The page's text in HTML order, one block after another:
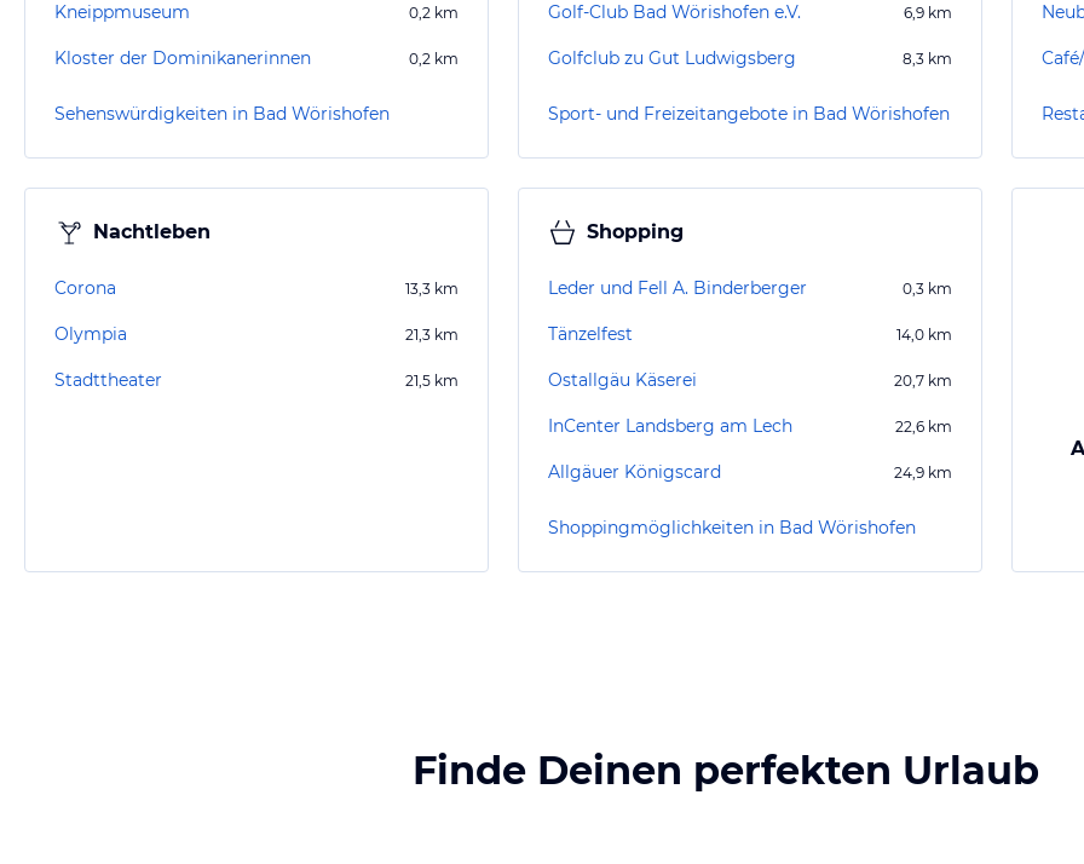
Kneippmuseum 0,2 km
Kloster der Dominikanerinnen 0,2 km
Sehenswürdigkeiten in Bad Wörishofen
Golf-Club Bad Wörishofen e.V. 6,9 km
Golfclub zu Gut Ludwigsberg 8,3 km
Sport- und Freizeitangebote in Bad Wörishofen
Nachtleben
Corona 13,3 km
Olympia 21,3 km
Stadttheater 21,5 km
Shopping
Leder und Fell A. Binderberger 0,3 km
Tänzelfest 14,0 km
Ostallgäu Käserei 20,7 km
InCenter Landsberg am Lech 22,6 km
Allgäuer Königscard 24,9 km
Shoppingmöglichkeiten in Bad Wörishofen
Finde Deinen perfekten Urlaub